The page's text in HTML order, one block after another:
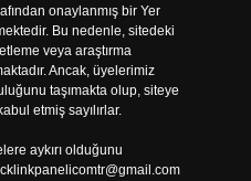
onaylanmış bir Yer
Bu nedenle, sitedeki
veya araştırma
Ancak, üyelerimiz
taşımakta olup, siteye
etmiş sayılırlar.
aykırı olduğunu